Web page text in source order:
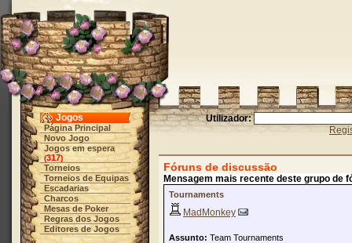
Jogos
Página Principal
Novo Jogo
Jogos em espera
(317)
Torneios
Torneios de Equipas
Escadarias
Charcos
Mesas de Poker
Regras dos Jogos
Editores de Jogos
Utilizador:
Fóruns de discussão
Mensagem mais recente deste grupo de
Tournaments
MadMonkey
Assunto: Team Tournaments